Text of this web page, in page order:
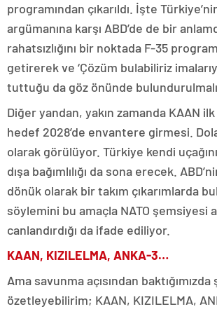
programından çıkarıldı. İşte
argümanına karşı ABD’de de bir
rahatsızlığını bir noktada F-35
getirerek ve ‘Çözüm bulabiliriz
tuttuğu da göz önünde
Diğer yandan, yakın zamanda KAAN
hedef 2028’de envantere girmesi.
olarak görülüyor. Türkiye kendi
dışa bağımlılığı da sona erecek.
dönük olarak bir takım çıkarımlarda
söylemini bu amaçla NATO şemsiyesi
canlandırdığı da ifade ediliyor.
KAAN, KIZILELMA, ANKA-3…
Ama savunma açısından baktığımızda
özetleyebilirim; KAAN, KIZILELMA,